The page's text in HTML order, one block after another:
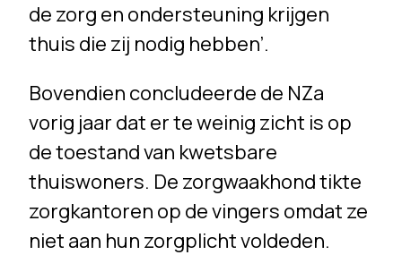
de zorg en ondersteuning krijgen
thuis die zij nodig hebben’.
Bovendien concludeerde de NZa
vorig jaar dat er te weinig zicht is op
de toestand van kwetsbare
thuiswoners. De zorgwaakhond tikte
zorgkantoren op de vingers omdat ze
niet aan hun zorgplicht voldeden.